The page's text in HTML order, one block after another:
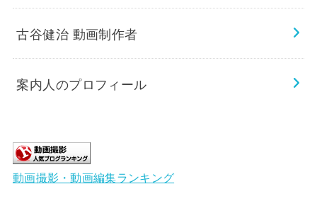
古谷健治 動画制作者
案内人のプロフィール
動画撮影・動画編集ランキング